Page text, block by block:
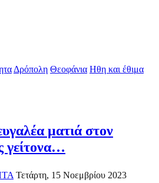
Δρόπολη Θεοφάνια Ηθη και έθιμα
ματιά στον
γείτονα…
Τετάρτη, 15 Νοεμβρίου 2023